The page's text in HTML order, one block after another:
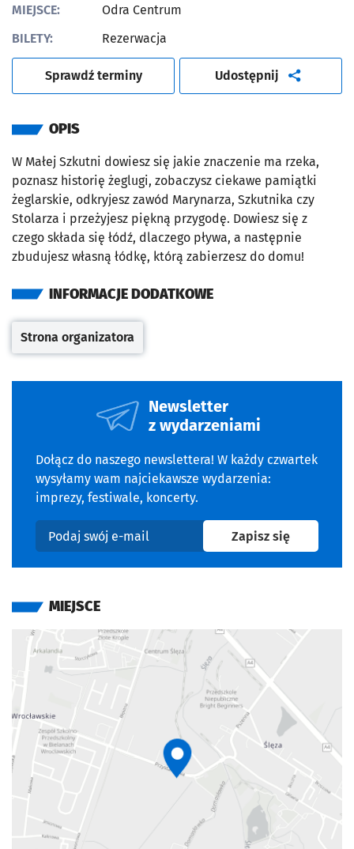
MIEJSCE:
Odra Centrum
BILETY:
Rezerwacja
Sprawdź terminy Udostępnij artykuł
OPIS
W Małej Szkutni dowiesz się jakie znaczenie ma rzeka,
poznasz historię żeglugi, zobaczysz ciekawe pamiątki
żeglarskie, odkryjesz zawód Marynarza, Szkutnika czy
Stolarza i przeżyjesz piękną przygodę. Dowiesz się z
czego składa się łódź, dlaczego pływa, a następnie
zbudujesz własną łódkę, którą zabierzesz do domu!
INFORMACJE DODATKOWE
Otwiera się w nowej karcie
Strona organizatora
Newsletter
z wydarzeniami
Dołącz do naszego newslettera! W każdy czwartek
wysyłamy wam najciekawsze wydarzenia:
imprezy, festiwale, koncerty.
Podaj swój e-mail
Zapisz sięna
MIEJSCE